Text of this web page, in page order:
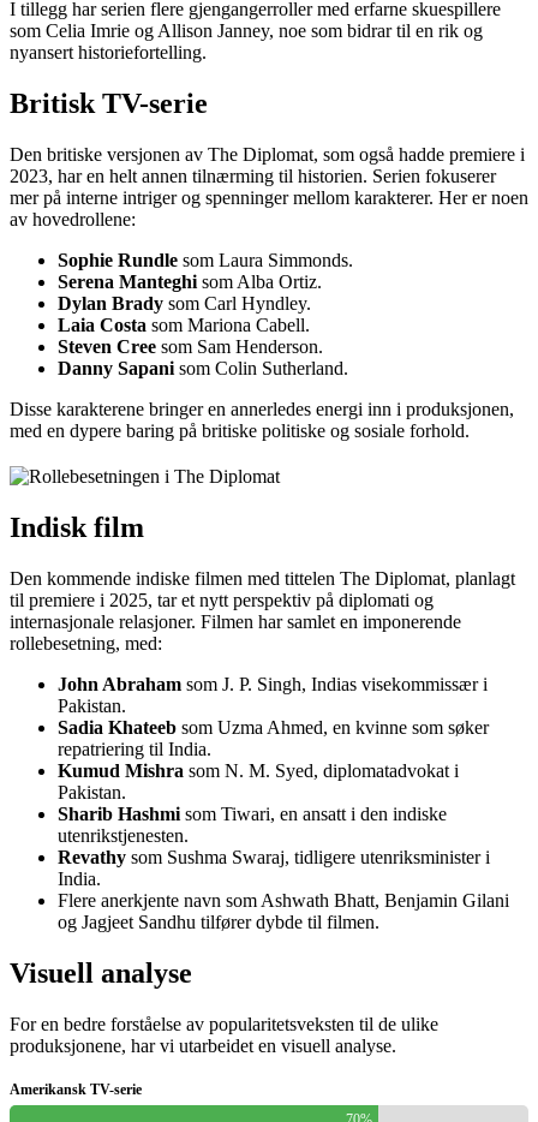
I tillegg har serien flere gjengangerroller med erfarne skuespillere
som Celia Imrie og Allison Janney, noe som bidrar til en rik og
nyansert historiefortelling.
Britisk TV-serie
Den britiske versjonen av The Diplomat, som også hadde premiere i
2023, har en helt annen tilnærming til historien. Serien fokuserer
mer på interne intriger og spenninger mellom karakterer. Her er noen
av hovedrollene:
Sophie Rundle som Laura Simmonds.
Serena Manteghi som Alba Ortiz.
Dylan Brady som Carl Hyndley.
Laia Costa som Mariona Cabell.
Steven Cree som Sam Henderson.
Danny Sapani som Colin Sutherland.
Disse karakterene bringer en annerledes energi inn i produksjonen,
med en dypere baring på britiske politiske og sosiale forhold.
Indisk film
Den kommende indiske filmen med tittelen The Diplomat, planlagt
til premiere i 2025, tar et nytt perspektiv på diplomati og
internasjonale relasjoner. Filmen har samlet en imponerende
rollebesetning, med:
John Abraham som J. P. Singh, Indias visekommissær i
Pakistan.
Sadia Khateeb som Uzma Ahmed, en kvinne som søker
repatriering til India.
Kumud Mishra som N. M. Syed, diplomatadvokat i
Pakistan.
Sharib Hashmi som Tiwari, en ansatt i den indiske
utenrikstjenesten.
Revathy som Sushma Swaraj, tidligere utenriksminister i
India.
Flere anerkjente navn som Ashwath Bhatt, Benjamin Gilani
og Jagjeet Sandhu tilfører dybde til filmen.
Visuell analyse
For en bedre forståelse av popularitetsveksten til de ulike
produksjonene, har vi utarbeidet en visuell analyse.
Amerikansk TV-serie